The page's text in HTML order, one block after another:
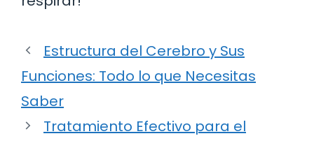
Estructura del Cerebro y Sus
Funciones: Todo lo que Necesitas
Saber
Tratamiento Efectivo para el